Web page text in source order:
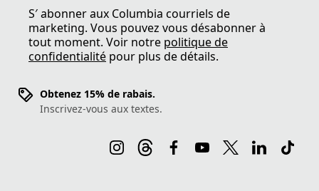
S′ abonner aux Columbia courriels de
marketing. Vous pouvez vous désabonner à
tout moment. Voir notre politique de
confidentialité pour plus de détails.
Obtenez 15% de rabais.
Inscrivez-vous aux textes.